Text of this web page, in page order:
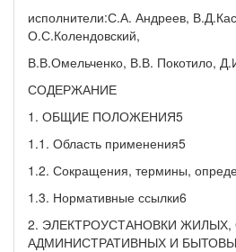
исполнители:С.А. Андреев,
О.С.Колендовский,
В.В.Омельченко, В.В. Покотило,
СОДЕРЖАНИЕ
1. ОБЩИЕ ПОЛОЖЕНИЯ5
1.1. Область применения5
1.2. Сокращения, термины,
1.3. Нормативные ссылки6
2. ЭЛЕКТРОУСТАНОВКИ
АДМИНИСТРАТИВНЫХ И